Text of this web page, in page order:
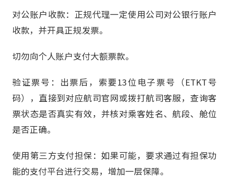
对公账户收款：正规代理一定使用公司对公银行账户
收款，并开具正规发票。
切勿向个人账户支付大额票款。
验证票号：出票后，索要13位电子票号（ETKT号
码），直接到对应航司官网或拨打航司客服，查询客
票状态是否真实有效，并核对乘客姓名、航段、舱位
是否正确。
使用第三方支付担保：如果可能，要求通过有担保功
能的支付平台进行交易，增加一层保障。